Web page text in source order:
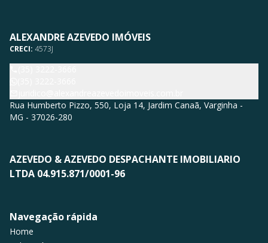
ALEXANDRE AZEVEDO IMÓVEIS
CRECI: 4573J
Rua Humberto Pizzo, 550, Loja 14, Jardim Canaã, Varginha -
MG - 37026-280
AZEVEDO & AZEVEDO DESPACHANTE IMOBILIARIO
LTDA 04.915.871/0001-96
Navegação rápida
Home